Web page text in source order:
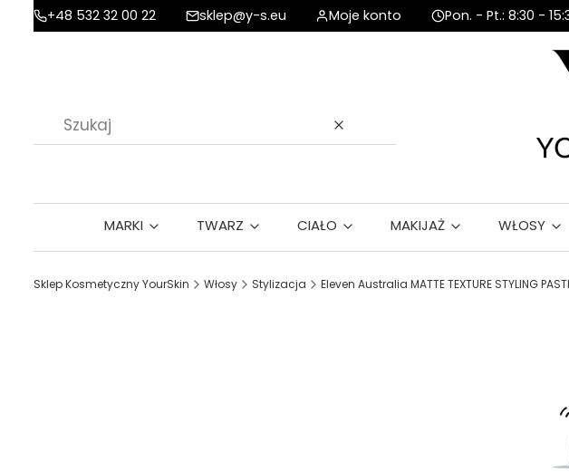
+48 532 32 00 22 sklep@y-s.eu Moje konto Pon. - Pt.: 8:30 -
Wyczyść
MARKI TWARZ CIAŁO MAKIJAŻ WŁOSY
Sklep Kosmetyczny YourSkin Włosy Stylizacja Eleven Australia MATTE TEXTURE STYLING